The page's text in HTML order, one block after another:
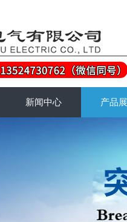
新闻中心 产品